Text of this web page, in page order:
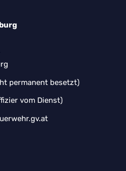
permanent besetzt)
vom Dienst)